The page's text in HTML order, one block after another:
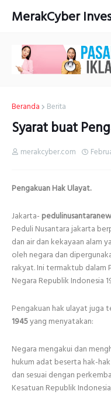
MerakCyber
Beranda Berita
Syarat buat
merakcyber.com
Pengakuan Hak Ulayat.
Jakarta-
Peduli Nusantara jakarta
dan air dan kekayaan alam
oleh negara dan
rakyat. Ini termaktub dalam
Negara Republik Indonesia
Pengakuan hak ulayat juga
1945yang menyatakan:
Negara mengakui dan
hukum adat beserta hak-
dan sesuai dengan
Kesatuan Republik